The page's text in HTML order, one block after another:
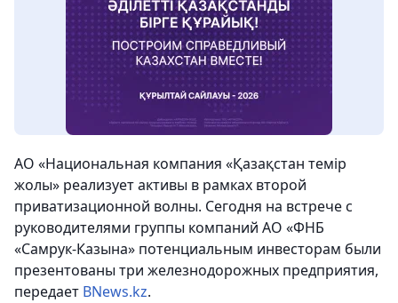
АО «Национальная компания «Қазақстан темір
жолы» реализует активы в рамках второй
приватизационной волны. Сегодня на встрече с
руководителями группы компаний АО «ФНБ
«Самрук-Казына» потенциальным инвесторам были
презентованы три железнодорожных предприятия,
передает BNews.kz.